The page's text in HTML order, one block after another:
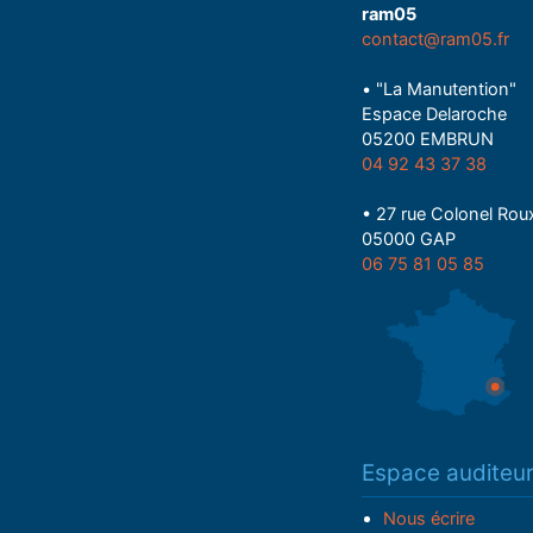
ram05
contact@ram05.fr
• "La Manutention"
Espace Delaroche
05200 EMBRUN
04 92 43 37 38
• 27 rue Colonel
05000 GAP
06 75 81 05 85
Espace
Nous écrire